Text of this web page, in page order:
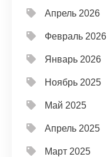
Апрель 2026
Февраль 2026
Январь 2026
Ноябрь 2025
Май 2025
Апрель 2025
Март 2025